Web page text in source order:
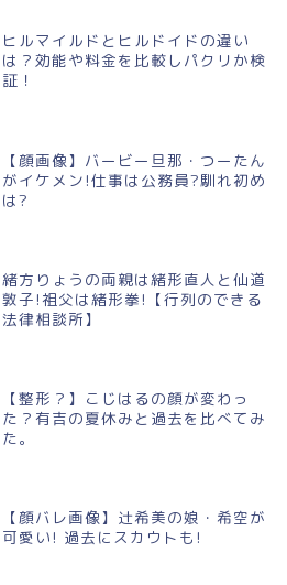
ヒルマイルドとヒルドイドの違い
は？効能や料金を比較しパクリか検
証！
【顔画像】バービー旦那・つーたん
がイケメン!仕事は公務員?馴れ初め
は?
緒方りょうの両親は緒形直人と仙道
敦子!祖父は緒形拳!【行列のできる
法律相談所】
【整形？】こじはるの顔が変わっ
た？有吉の夏休みと過去を比べてみ
た。
【顔バレ画像】辻希美の娘・希空が
可愛い! 過去にスカウトも!